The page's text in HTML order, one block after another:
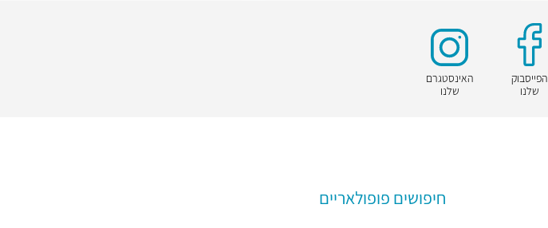
הפייסבוק
שלנו
האינסטגרם
שלנו
חיפושים פופולאריים